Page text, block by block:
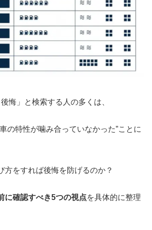
悔」と検索する人の多くは、
の特性が噛み合っていなかった”ことに
方をすれば後悔を防げるのか？
に確認すべき5つの視点を具体的に整理